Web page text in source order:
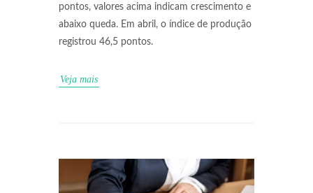
pontos, valores acima indicam crescimento e
abaixo queda. Em abril, o índice de produção
registrou 46,5 pontos.
Veja mais